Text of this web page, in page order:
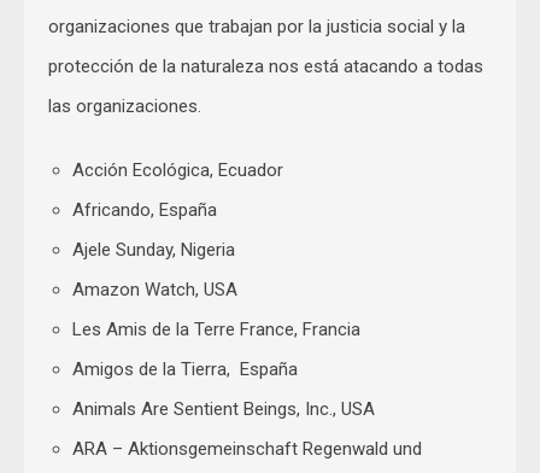
organizaciones que trabajan por la justicia social y la
protección de la naturaleza nos está atacando a todas
las organizaciones.
Acción Ecológica, Ecuador
Africando, España
Ajele Sunday, Nigeria
Amazon Watch, USA
Les Amis de la Terre France, Francia
Amigos de la Tierra, España
Animals Are Sentient Beings, Inc., USA
ARA – Aktionsgemeinschaft Regenwald und